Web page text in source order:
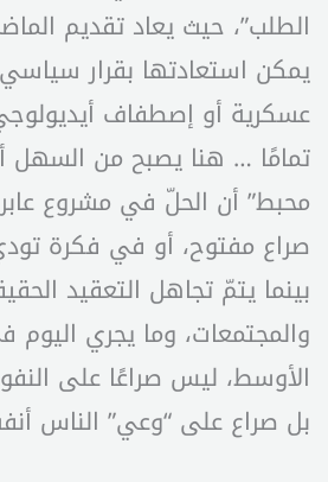
الطلب”، حيث يعاد تقديم
يمكن استعادتها بقرار
عسكرية أو إصطفاف
تمامًا … هنا يصبح من السهل
محبط” أن الحلّ في مشروع
صراع مفتوح، أو في فكرة
بينما يتمّ تجاهل التعقيد
والمجتمعات، وما يجري
الأوسط، ليس صراعًا على
بل صراع على “وعي” الناس